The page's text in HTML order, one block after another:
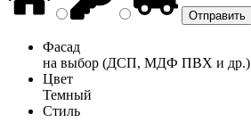
Фасад
на выбор (ДСП, МДФ ПВХ и др.)
Цвет
Темный
Стиль